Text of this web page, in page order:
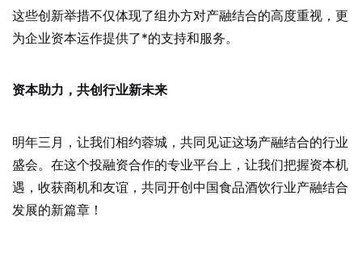
这些创新举措不仅体现了组办方对产融结合的高度重视，更
为企业资本运作提供了*的支持和服务。
资本助力，共创行业新未来
明年三月，让我们相约蓉城，共同见证这场产融结合的行业
盛会。在这个投融资合作的专业平台上，让我们把握资本机
遇，收获商机和友谊，共同开创中国食品酒饮行业产融结合
发展的新篇章！